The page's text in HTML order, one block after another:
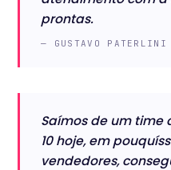
prontas.
— GUSTAVO PATERLINI
Saímos de um time
10 hoje, em
vendedores,